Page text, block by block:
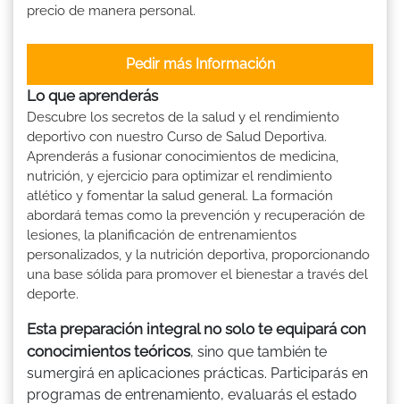
precio de manera personal.
Pedir más Información
Lo que aprenderás
Descubre los secretos de la salud y el rendimiento
deportivo con nuestro Curso de Salud Deportiva.
Aprenderás a fusionar conocimientos de medicina,
nutrición, y ejercicio para optimizar el rendimiento
atlético y fomentar la salud general. La formación
abordará temas como la prevención y recuperación de
lesiones, la planificación de entrenamientos
personalizados, y la nutrición deportiva, proporcionando
una base sólida para promover el bienestar a través del
deporte.
Esta preparación integral no solo te equipará con
conocimientos teóricos, sino que también te
sumergirá en aplicaciones prácticas. Participarás en
programas de entrenamiento, evaluarás el estado